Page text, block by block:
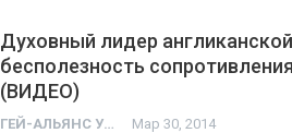
Духовный лидер
бесполезность
(ВИДЕО)
ГЕЙ-АЛЬЯНС УКРАИНА Мар 30, 2014